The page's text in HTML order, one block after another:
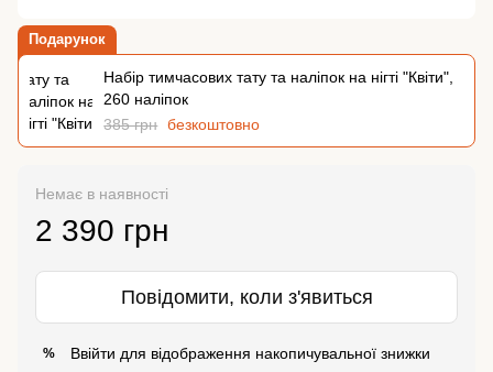
Подарунок
Набір тимчасових тату та наліпок на нігті "Квіти",
260 наліпок
385 грн безкоштовно
Немає в наявності
2 390 грн
Повідомити, коли з'явиться
% Ввійти для відображення накопичувальної знижки